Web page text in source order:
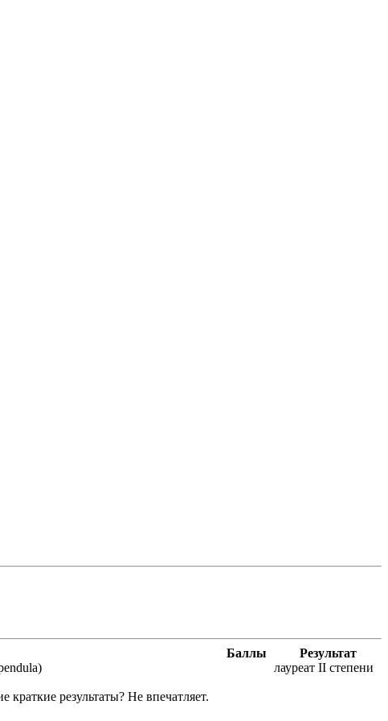
Баллы
Результат
лауреат II степени
результаты? Не впечатляет.